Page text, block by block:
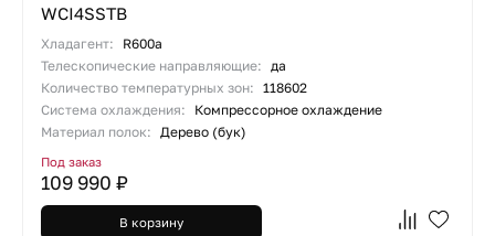
WCI4SSTB
Хладагент:
R600a
Телескопические направляющие: да
Количество температурных зон: 118602
Система охлаждения:
Компрессорное охлаждение
Материал полок: Дерево (бук)
Под заказ
109 990 ₽
В корзину